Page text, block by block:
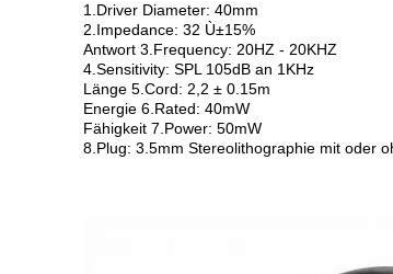
1.Driver Diameter: 40mm
2.Impedance: 32 Ù±15%
Antwort 3.Frequency: 20HZ - 20KHZ
4.Sensitivity: SPL 105dB an 1KHz
Länge 5.Cord: 2,2 ± 0.15m
Energie 6.Rated: 40mW
Fähigkeit 7.Power: 50mW
8.Plug: 3.5mm Stereolithographie mit oder